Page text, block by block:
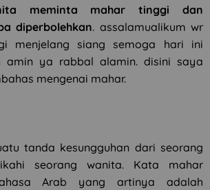
meminta mahar tinggi dan
diperbolehkan. assalamualikum wr
menjelang siang semoga hari ini
amin ya rabbal alamin. disini saya
mengenai mahar.
tanda kesungguhan dari seorang
seorang wanita. Kata mahar
Arab yang artinya adalah